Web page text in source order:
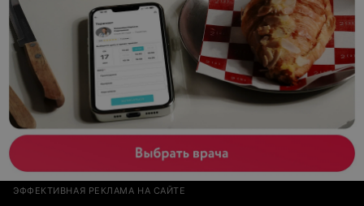
ЭФФЕКТИВНАЯ РЕКЛАМА НА САЙТЕ